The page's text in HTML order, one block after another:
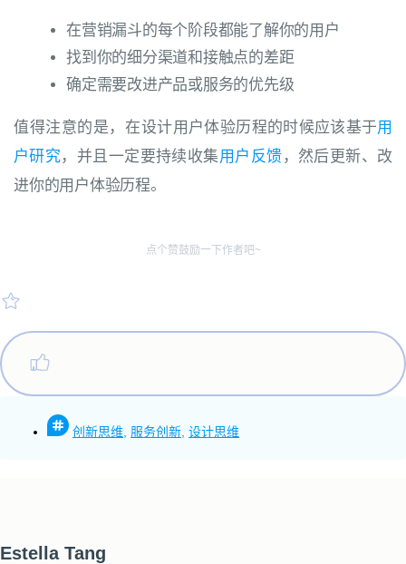
在营销漏斗的每个阶段都能了解你的用户
找到你的细分渠道和接触点的差距
确定需要改进产品或服务的优先级
值得注意的是，在设计用户体验历程的时候应该基于用
户研究，并且一定要持续收集用户反馈 ，然后更新、改
进你的用户体验历程。
点个赞鼓励一下作者吧~
创新思维 服务创新 设计思维
Estella Tang